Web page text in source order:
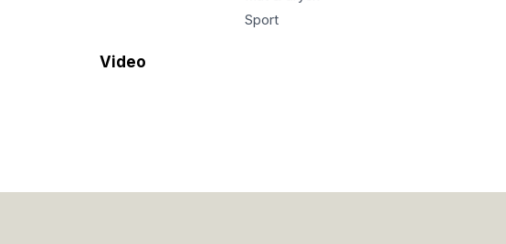
Sport
Video